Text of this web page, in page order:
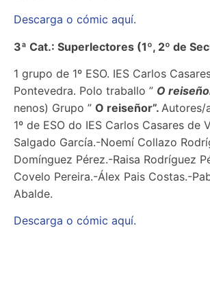
Descarga o cómic aquí.
3ª Cat.: Superlectores (1º, 2º de
1 grupo de 1º ESO. IES Carlos
Pontevedra. Polo traballo ” O
nenos) Grupo ” O reiseñor”. Autores/
1º de ESO do IES Carlos Casares de
Salgado García.-Noemí Collazo
Domínguez Pérez.-Raisa Rodríguez
Covelo Pereira.-Álex Pais Costas.-
Abalde.
Descarga o cómic aquí.